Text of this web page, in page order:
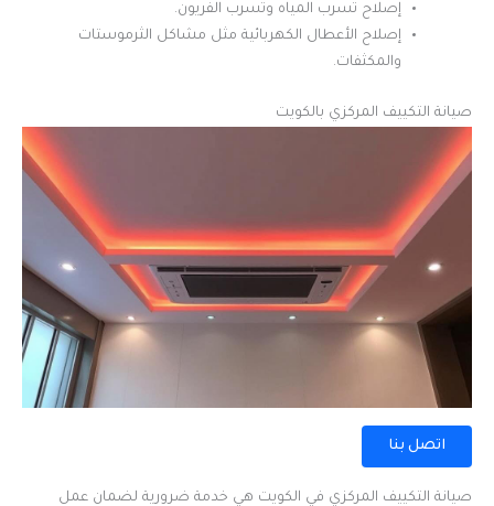
إصلاح تسرب المياه وتسرب الفريون.
إصلاح الأعطال الكهربائية مثل مشاكل الثرموستات
والمكثفات.
صيانة التكييف المركزي بالكويت
اتصل بنا
صيانة التكييف المركزي في الكويت هي خدمة ضرورية لضمان عمل